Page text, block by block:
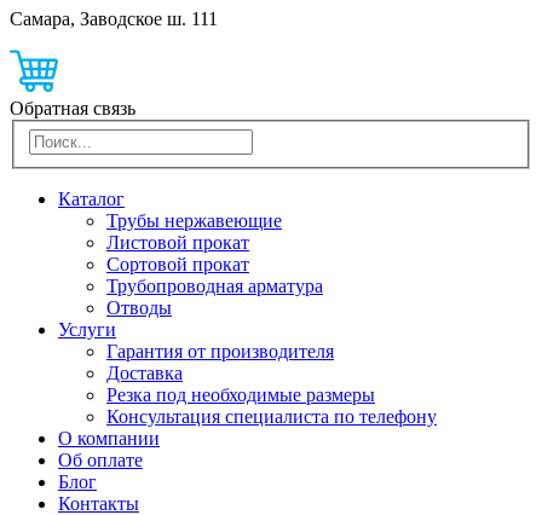
Самара, Заводское ш. 111
Обратная связь
Каталог
Трубы нержавеющие
Листовой прокат
Сортовой прокат
Трубопроводная арматура
Отводы
Услуги
Гарантия от производителя
Доставка
Резка под необходимые размеры
Консультация специалиста по телефону
О компании
Об оплате
Блог
Контакты